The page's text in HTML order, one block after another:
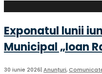
Muzeul
Municipal
„Ioan
Raica”
Exponatul lunii
Municipal „Ioan
30 iunie 2026| Anunțuri,